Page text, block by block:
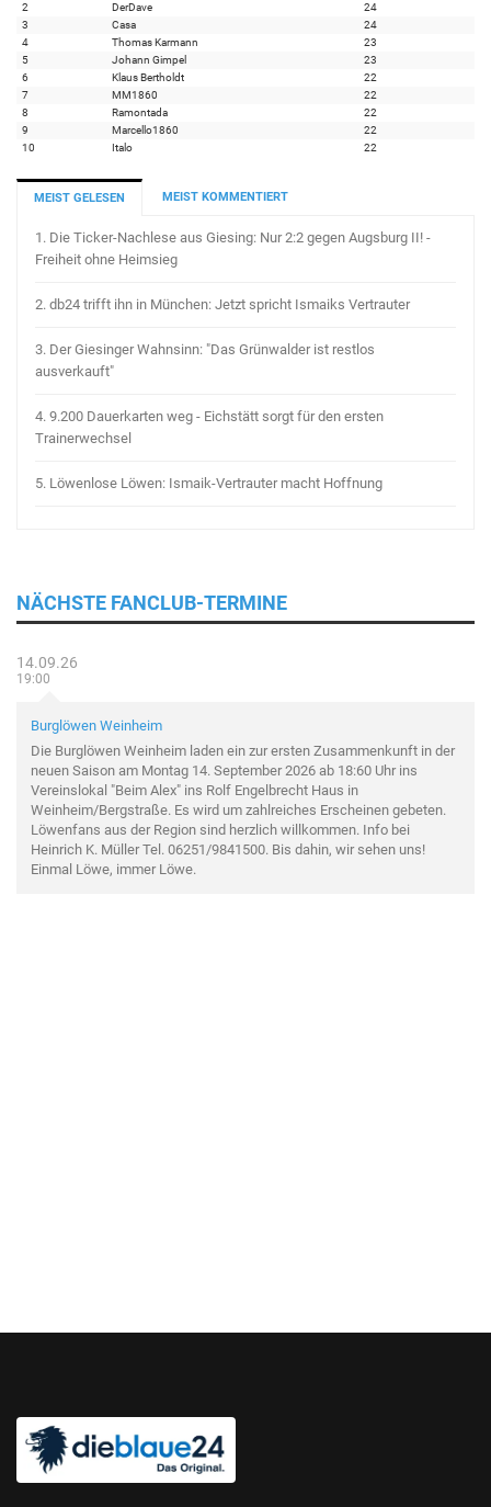
2
DerDave
24
3
Casa
24
4
Thomas Karmann
23
5
Johann Gimpel
23
6
Klaus Bertholdt
22
7
MM1860
22
8
Ramontada
22
9
Marcello1860
22
10
Italo 22
MEIST GELESEN MEIST KOMMENTIERT
1. Die Ticker-Nachlese aus Giesing: Nur 2:2 gegen Augsburg II! -
Freiheit ohne Heimsieg
2. db24 trifft ihn in München: Jetzt spricht Ismaiks Vertrauter
3. Der Giesinger Wahnsinn: "Das Grünwalder ist restlos
ausverkauft"
4. 9.200 Dauerkarten weg - Eichstätt sorgt für den ersten
Trainerwechsel
5. Löwenlose Löwen: Ismaik-Vertrauter macht Hoffnung
NÄCHSTE FANCLUB-TERMINE
14.09.26
19:00
Burglöwen Weinheim
Die Burglöwen Weinheim laden ein zur ersten Zusammenkunft in der
neuen Saison am Montag 14. September 2026 ab 18:60 Uhr ins
Vereinslokal "Beim Alex" ins Rolf Engelbrecht Haus in
Weinheim/Bergstraße. Es wird um zahlreiches Erscheinen gebeten.
Löwenfans aus der Region sind herzlich willkommen. Info bei
Heinrich K. Müller Tel. 06251/9841500. Bis dahin, wir sehen uns!
Einmal Löwe, immer Löwe.